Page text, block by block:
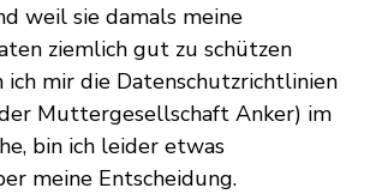
weil sie damals meine
ziemlich gut zu schützen
ich mir die Datenschutzrichtlinien
Muttergesellschaft Anker) im
bin ich leider etwas
meine Entscheidung.